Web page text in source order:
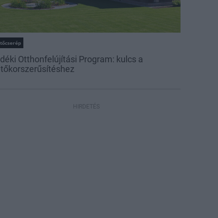
Otthonfelújítási Program: kulcs a
HIRDETÉS